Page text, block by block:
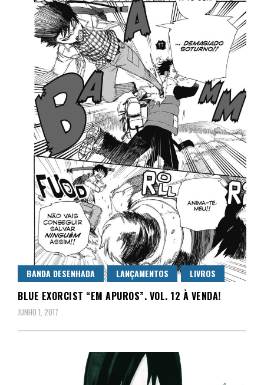
BANDA DESENHADA LANÇAMENTOS LIVROS
BLUE EXORCIST “EM APUROS”. VOL. 12 À VENDA!
JUNHO 1, 2017